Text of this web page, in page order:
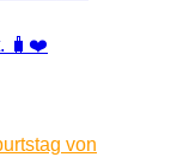
🧳❤️
von